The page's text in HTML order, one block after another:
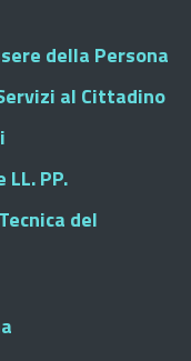
della Persona
al Cittadino
PP.
del